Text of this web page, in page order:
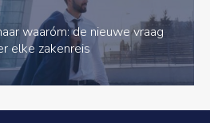
waaróm: de nieuwe vraag
elke zakenreis